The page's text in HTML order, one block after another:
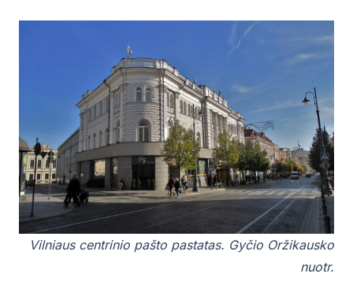
Vilniaus centrinio pašto pastatas. Gyčio Oržikausko
nuotr.